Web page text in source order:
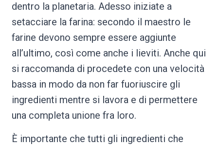
dentro la planetaria. Adesso iniziate a
setacciare la farina: secondo il maestro le
farine devono sempre essere aggiunte
all’ultimo, così come anche i lieviti. Anche qui
si raccomanda di procedete con una velocità
bassa in modo da non far fuoriuscire gli
ingredienti mentre si lavora e di permettere
una completa unione fra loro.
È importante che tutti gli ingredienti che